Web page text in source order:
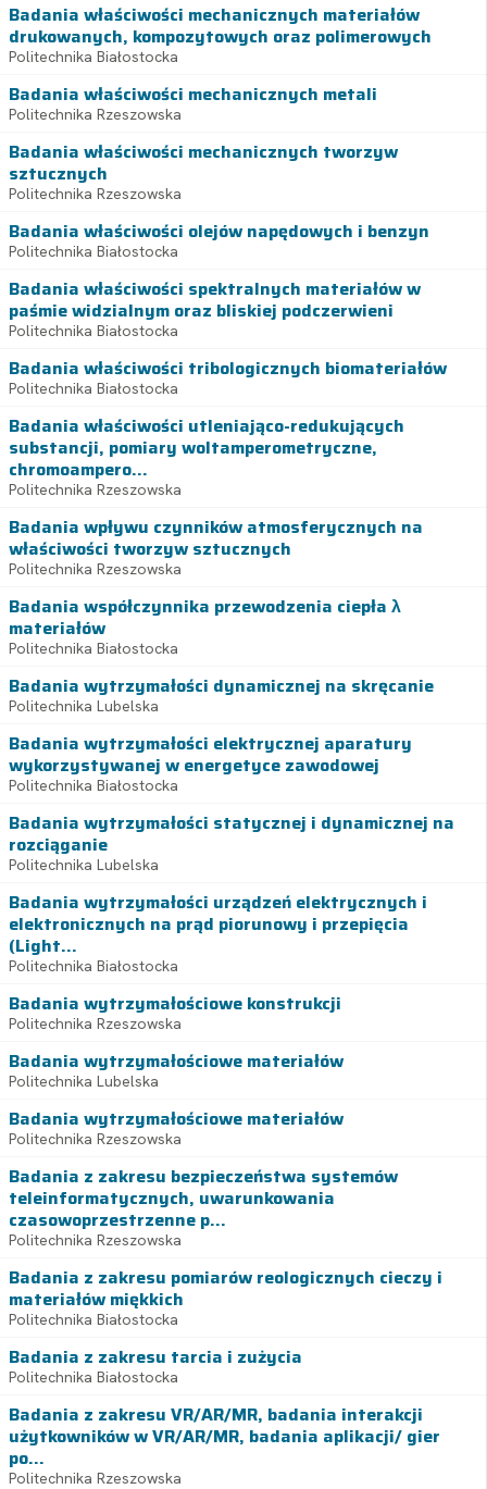
Badania właściwości mechanicznych materiałów
drukowanych, kompozytowych oraz polimerowych
Politechnika Białostocka
Badania właściwości mechanicznych metali
Politechnika Rzeszowska
Badania właściwości mechanicznych tworzyw
sztucznych
Politechnika Rzeszowska
Badania właściwości olejów napędowych i benzyn
Politechnika Białostocka
Badania właściwości spektralnych materiałów w
paśmie widzialnym oraz bliskiej podczerwieni
Politechnika Białostocka
Badania właściwości tribologicznych biomateriałów
Politechnika Białostocka
Badania właściwości utleniająco-redukujących
substancji, pomiary woltamperometryczne,
chromoampero...
Politechnika Rzeszowska
Badania wpływu czynników atmosferycznych na
właściwości tworzyw sztucznych
Politechnika Rzeszowska
Badania współczynnika przewodzenia ciepła λ
materiałów
Politechnika Białostocka
Badania wytrzymałości dynamicznej na skręcanie
Politechnika Lubelska
Badania wytrzymałości elektrycznej aparatury
wykorzystywanej w energetyce zawodowej
Politechnika Białostocka
Badania wytrzymałości statycznej i dynamicznej na
rozciąganie
Politechnika Lubelska
Badania wytrzymałości urządzeń elektrycznych i
elektronicznych na prąd piorunowy i przepięcia
(Light...
Politechnika Białostocka
Badania wytrzymałościowe konstrukcji
Politechnika Rzeszowska
Badania wytrzymałościowe materiałów
Politechnika Lubelska
Badania wytrzymałościowe materiałów
Politechnika Rzeszowska
Badania z zakresu bezpieczeństwa systemów
teleinformatycznych, uwarunkowania
czasowoprzestrzenne p...
Politechnika Rzeszowska
Badania z zakresu pomiarów reologicznych cieczy i
materiałów miękkich
Politechnika Białostocka
Badania z zakresu tarcia i zużycia
Politechnika Białostocka
Badania z zakresu VR/AR/MR, badania interakcji
użytkowników w VR/AR/MR, badania aplikacji/ gier
po...
Politechnika Rzeszowska